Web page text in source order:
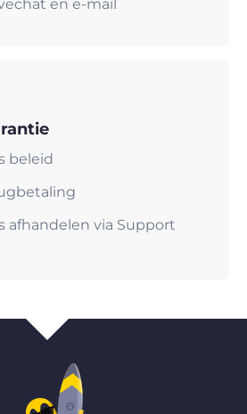
en e-mail
beleid
afhandelen via Support